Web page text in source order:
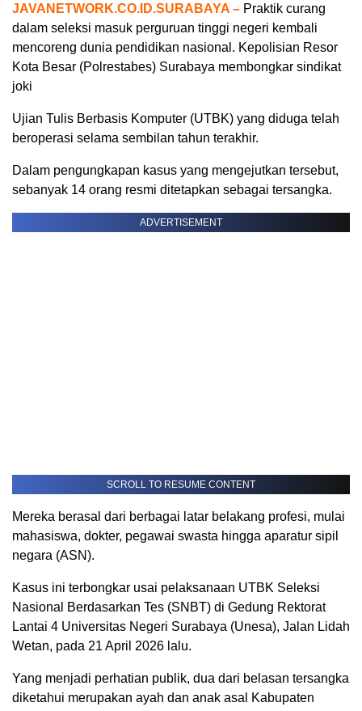
JAVANETWORK.CO.ID.SURABAYA – Praktik curang
dalam seleksi masuk perguruan tinggi negeri kembali
mencoreng dunia pendidikan nasional. Kepolisian Resor
Kota Besar (Polrestabes) Surabaya membongkar sindikat
joki
Ujian Tulis Berbasis Komputer (UTBK) yang diduga telah
beroperasi selama sembilan tahun terakhir.
Dalam pengungkapan kasus yang mengejutkan tersebut,
sebanyak 14 orang resmi ditetapkan sebagai tersangka.
ADVERTISEMENT
SCROLL TO RESUME CONTENT
Mereka berasal dari berbagai latar belakang profesi, mulai
mahasiswa, dokter, pegawai swasta hingga aparatur sipil
negara (ASN).
Kasus ini terbongkar usai pelaksanaan UTBK Seleksi
Nasional Berdasarkan Tes (SNBT) di Gedung Rektorat
Lantai 4 Universitas Negeri Surabaya (Unesa), Jalan Lidah
Wetan, pada 21 April 2026 lalu.
Yang menjadi perhatian publik, dua dari belasan tersangka
diketahui merupakan ayah dan anak asal Kabupaten